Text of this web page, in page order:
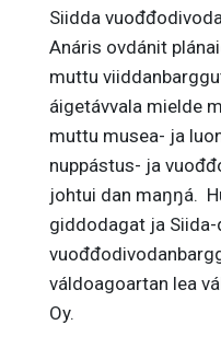
Siidda
Anáris ovdánit
muttu
áigetávvala mielde
muttu musea- ja
nuppástus- ja
johtui dan maŋŋá.
giddodagat ja
váldoagoartan lea
Oy.